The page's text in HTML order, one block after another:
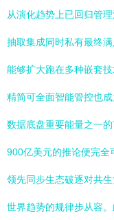
从演化趋势上已回归管
抽取集成同时私有最终
能够扩大跑在多种嵌套
精简可全面智能管控也
数据底盘重要能量之一
900亿美元的推论便完
领先同步生态破逐对共
世界趋势的规律步从容